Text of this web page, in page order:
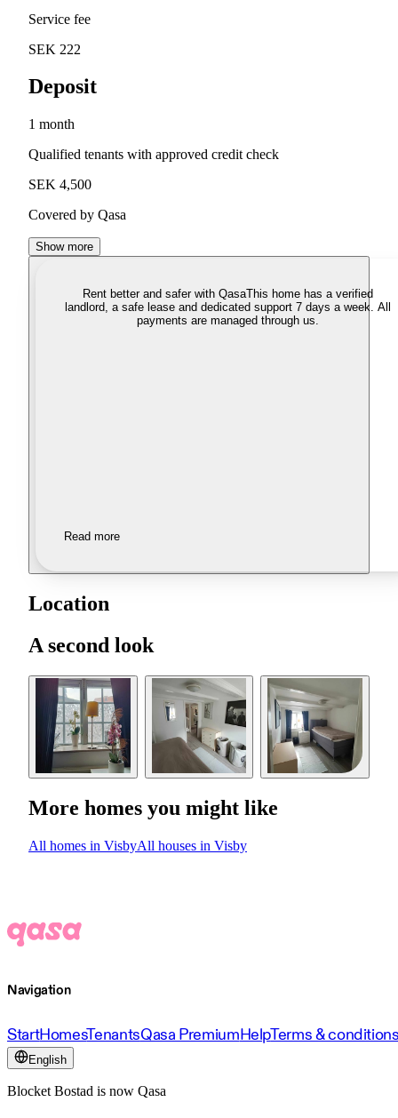
Service fee
SEK 222
Deposit
1 month
Qualified tenants with approved credit check
SEK 4,500
Covered by Qasa
Show more
Rent better and safer with QasaThis home has a verified
landlord, a safe lease and dedicated support 7 days a week. All
payments are managed through us.
Read more
Location
A second look
More homes you might like
All homes in VisbyAll houses in Visby
Navigation
StartHomesTenantsQasa PremiumHelpTerms &
English
Blocket Bostad is now Qasa